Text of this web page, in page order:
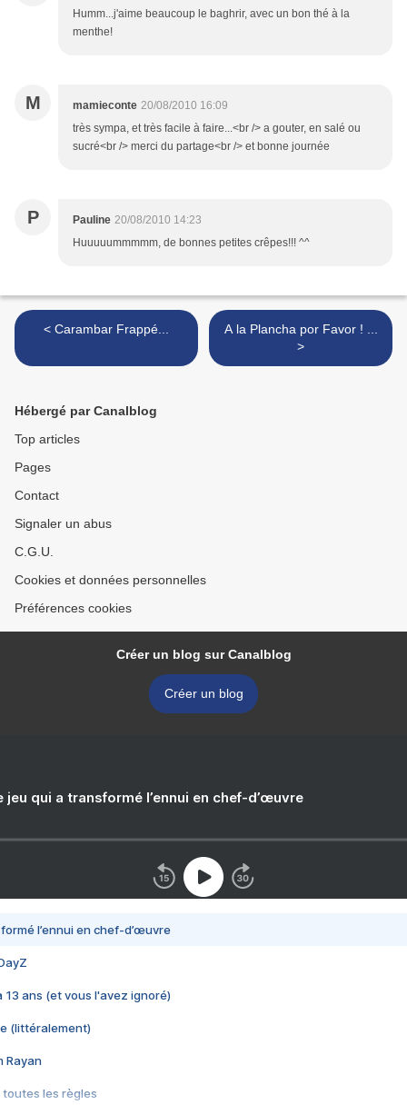
Humm...j'aime beaucoup le baghrir, avec un bon thé à la
menthe!
M mamieconte 20/08/2010 16:09
très sympa, et très facile à faire...<br /> a gouter, en salé ou
sucré<br /> merci du partage<br /> et bonne journée
P Pauline 20/08/2010 14:23
Huuuuummmmm, de bonnes petites crêpes!!! ^^
< Carambar Frappé...
A la Plancha por Favor ! ...
>
Hébergé par Canalblog
Top articles
Pages
Contact
Signaler un abus
C.G.U.
Cookies et données personnelles
Préférences cookies
Créer un blog sur Canalblog
Créer un blog
jeu qui a transformé l’ennui en chef-d’œuvre
l’ennui en chef-d’œuvre
13 ans (et vous l'avez ignoré)
(littéralement)
Rayan
toutes les règles